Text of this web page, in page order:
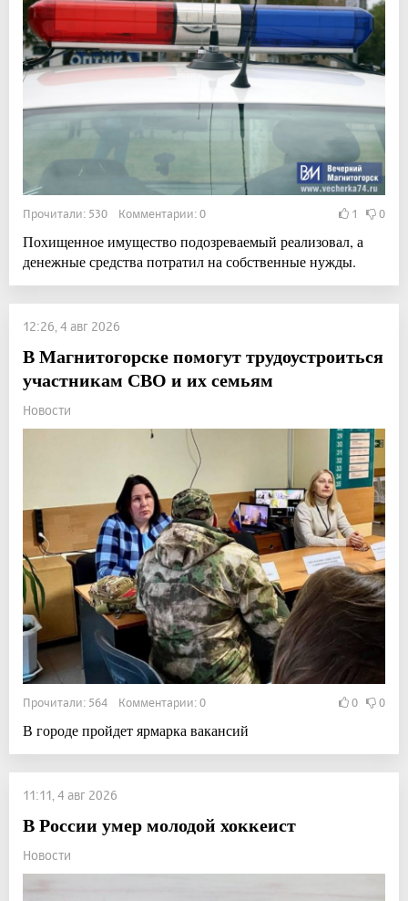
Прочитали: 530 Комментарии: 0 1 0
Похищенное имущество подозреваемый реализовал, а
денежные средства потратил на собственные нужды.
12:26, 4 авг 2026
В Магнитогорске помогут трудоустроиться
участникам СВО и их семьям
Новости
Прочитали: 564 Комментарии: 0 0 0
В городе пройдет ярмарка вакансий
11:11, 4 авг 2026
В России умер молодой хоккеист
Новости